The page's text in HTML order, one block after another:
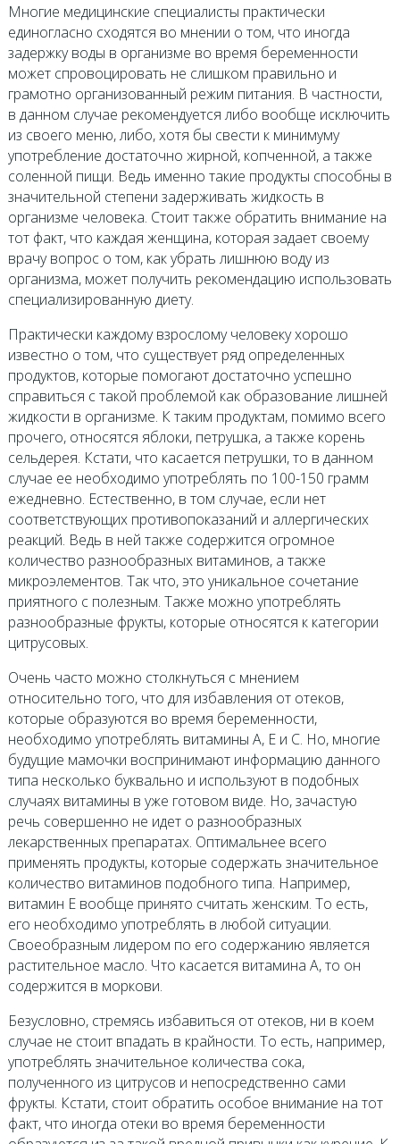
Многие медицинские специалисты практически
единогласно сходятся во мнении о том, что иногда
задержку воды в организме во время беременности
может спровоцировать не слишком правильно и
грамотно организованный режим питания. В частности,
в данном случае рекомендуется либо вообще исключить
из своего меню, либо, хотя бы свести к минимуму
употребление достаточно жирной, копченной, а также
соленной пищи. Ведь именно такие продукты способны в
значительной степени задерживать жидкость в
организме человека. Стоит также обратить внимание на
тот факт, что каждая женщина, которая задает своему
врачу вопрос о том, как убрать лишнюю воду из
организма, может получить рекомендацию использовать
специализированную диету.
Практически каждому взрослому человеку хорошо
известно о том, что существует ряд определенных
продуктов, которые помогают достаточно успешно
справиться с такой проблемой как образование лишней
жидкости в организме. К таким продуктам, помимо всего
прочего, относятся яблоки, петрушка, а также корень
сельдерея. Кстати, что касается петрушки, то в данном
случае ее необходимо употреблять по 100-150 грамм
ежедневно. Естественно, в том случае, если нет
соответствующих противопоказаний и аллергических
реакций. Ведь в ней также содержится огромное
количество разнообразных витаминов, а также
микроэлементов. Так что, это уникальное сочетание
приятного с полезным. Также можно употреблять
разнообразные фрукты, которые относятся к категории
цитрусовых.
Очень часто можно столкнуться с мнением
относительно того, что для избавления от отеков,
которые образуются во время беременности,
необходимо употреблять витамины А, Е и С. Но, многие
будущие мамочки воспринимают информацию данного
типа несколько буквально и используют в подобных
случаях витамины в уже готовом виде. Но, зачастую
речь совершенно не идет о разнообразных
лекарственных препаратах. Оптимальнее всего
применять продукты, которые содержать значительное
количество витаминов подобного типа. Например,
витамин Е вообще принято считать женским. То есть,
его необходимо употреблять в любой ситуации.
Своеобразным лидером по его содержанию является
растительное масло. Что касается витамина А, то он
содержится в моркови.
Безусловно, стремясь избавиться от отеков, ни в коем
случае не стоит впадать в крайности. То есть, например,
употреблять значительное количества сока,
полученного из цитрусов и непосредственно сами
фрукты. Кстати, стоит обратить особое внимание на тот
факт, что иногда отеки во время беременности